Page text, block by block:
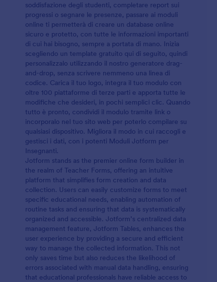
soddisfazione degli studenti, completare report sui
progressi o segnare le presenze, passare ai moduli
online ti permetterà di creare un database online
sicuro e protetto, con tutte le informazioni importanti
di cui hai bisogno, sempre a portata di mano. Inizia
scegliendo un template gratuito qui di seguito, quindi
personalizzalo utilizzando il nostro generatore drag-
and-drop, senza scrivere nemmeno una linea di
codice. Carica il tuo logo, integra il tuo modulo con
oltre 100 piattaforme di terze parti e apporta tutte le
modifiche che desideri, in pochi semplici clic. Quando
tutto è pronto, condividi il modulo tramite link o
incorporalo nel tuo sito web per poterlo compilare su
qualsiasi dispositivo. Migliora il modo in cui raccogli e
gestisci i dati, con i potenti Moduli Jotform per
Insegnanti.
Jotform stands as the premier online form builder in
the realm of Teacher Forms, offering an intuitive
platform that simplifies form creation and data
collection. Users can easily customize forms to meet
specific educational needs, enabling automation of
routine tasks and ensuring that data is systematically
organized and accessible. Jotform’s centralized data
management feature, Jotform Tables, enhances the
user experience by providing a secure and efficient
way to manage the collected information. This not
only saves time but also reduces the likelihood of
errors associated with manual data handling, ensuring
that educational professionals have reliable access to